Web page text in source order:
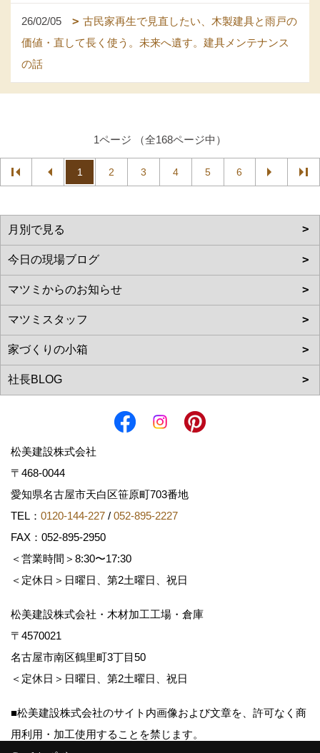
26/02/05
古民家再生で見直したい、木製建具と雨戸の
価値・直して長く使う。未来へ遺す。建具メンテナンス
の話
1ページ （全168ページ中）
1 2 3 4 5 6
松美建設株式会社
〒468-0044
愛知県名古屋市天白区笹原町703番地
TEL： 0120-144-227 / 052-895-2227
FAX：052-895-2950
＜営業時間＞8:30〜17:30
＜定休日＞日曜日、第2土曜日、祝日
松美建設株式会社・木材加工工場・倉庫
〒4570021
名古屋市南区鶴里町3丁目50
＜定休日＞日曜日、第2土曜日、祝日
■松美建設株式会社のサイト内画像および文章を、許可なく商
用利用・加工使用することを禁じます。